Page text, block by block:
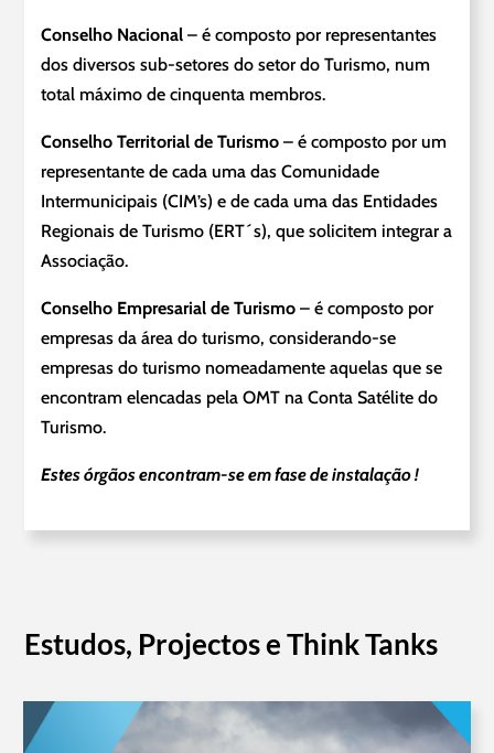
Conselho Nacional – é composto por representantes
dos diversos sub-setores do setor do Turismo, num
total máximo de cinquenta membros.
Conselho Territorial de Turismo – é composto por um
representante de cada uma das Comunidade
Intermunicipais (CIM’s) e de cada uma das Entidades
Regionais de Turismo (ERT´s), que solicitem integrar a
Associação.
Conselho Empresarial de Turismo – é composto por
empresas da área do turismo, considerando-se
empresas do turismo nomeadamente aquelas que se
encontram elencadas pela OMT na Conta Satélite do
Turismo.
Estes órgãos encontram-se em fase de instalação !
Estudos, Projectos e Think Tanks